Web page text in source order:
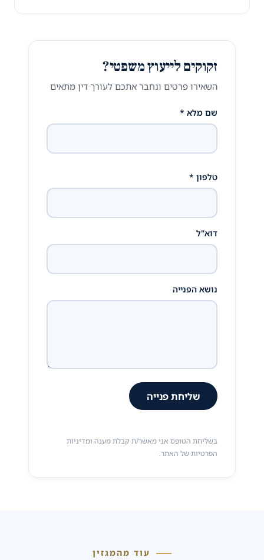
זקוקים לייעוץ משפטי?
השאירו פרטים ונחבר אתכם לעורך דין מתאים
שם מלא *
טלפון *
דוא"ל
נושא הפנייה
שליחת פנייה
בשליחת הטופס אני מאשר/ת קבלת מענה ומדיניות
הפרטיות של האתר.
עוד מהמגזין